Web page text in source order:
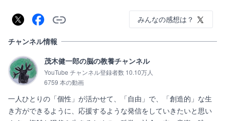
みんなの感想は？
チャンネル情報
茂木健一郎の脳の教養チャンネル
YouTube チャンネル登録者数 10.10万人
6759 本の動画
一人ひとりの「個性」が活かせて、「自由」で、「創造的」な生
き方ができるように、応援するような発信をしていきたいと思い